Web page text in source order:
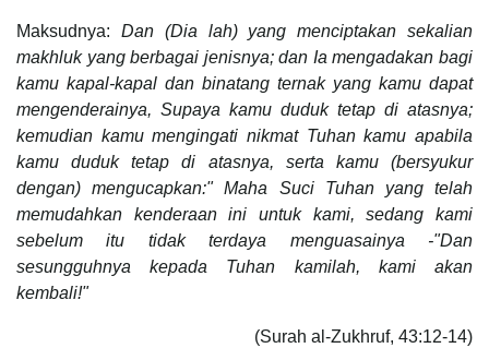
Maksudnya: Dan (Dia lah) yang menciptakan sekalian
makhluk yang berbagai jenisnya; dan Ia mengadakan bagi
kamu kapal-kapal dan binatang ternak yang kamu dapat
mengenderainya, Supaya kamu duduk tetap di atasnya;
kemudian kamu mengingati nikmat Tuhan kamu apabila
kamu duduk tetap di atasnya, serta kamu (bersyukur
dengan) mengucapkan:" Maha Suci Tuhan yang telah
memudahkan kenderaan ini untuk kami, sedang kami
sebelum itu tidak terdaya menguasainya -"Dan
sesungguhnya kepada Tuhan kamilah, kami akan
kembali!"
(Surah al-Zukhruf, 43:12-14)